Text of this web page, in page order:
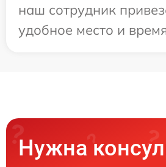
наш сотрудник
удобное место и
Нужна